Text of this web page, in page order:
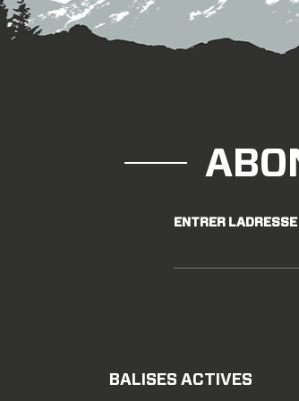
ENTRER
BALISES ACTIVES